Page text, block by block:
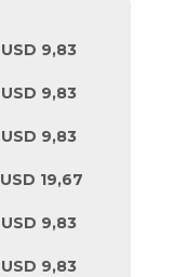
USD 9,83
USD 9,83
USD 9,83
USD 19,67
USD 9,83
USD 9,83